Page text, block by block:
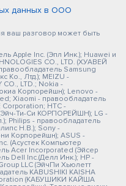
данных в ООО
ваш разговор может быть
Apple Inc. (Эпл Инк.); Huawei и
CO., LTD. (ХУАВЕЙ
Samsung
Ко., Лтд.); MEIZU -
CO., LTD.; Nokia -
Корпорейшн); Lenovo -
Xiaomi - правообладатель
Corporation; HTC -
(Эйч-Ти-Си КОРПОРЕЙШН); LG -
Philips - правообладатель
Н.В.); Sony -
Корпорейшн); ASUS -
(Асустек Компьютер
Acer Incorporated (Эйсер
Dell Inc.(Делл Инк.); HP -
LLC (ЭйчПи Хьюлетт
KABUSHIKI KAISHA
(КАБУШИКИ КАЙША